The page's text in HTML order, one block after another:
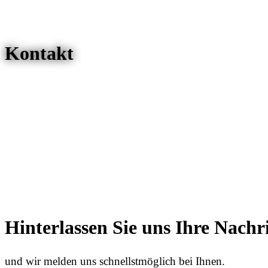
Kontakt
Hinterlassen Sie uns Ihre
und wir melden uns schnellstmöglich bei Ihnen.